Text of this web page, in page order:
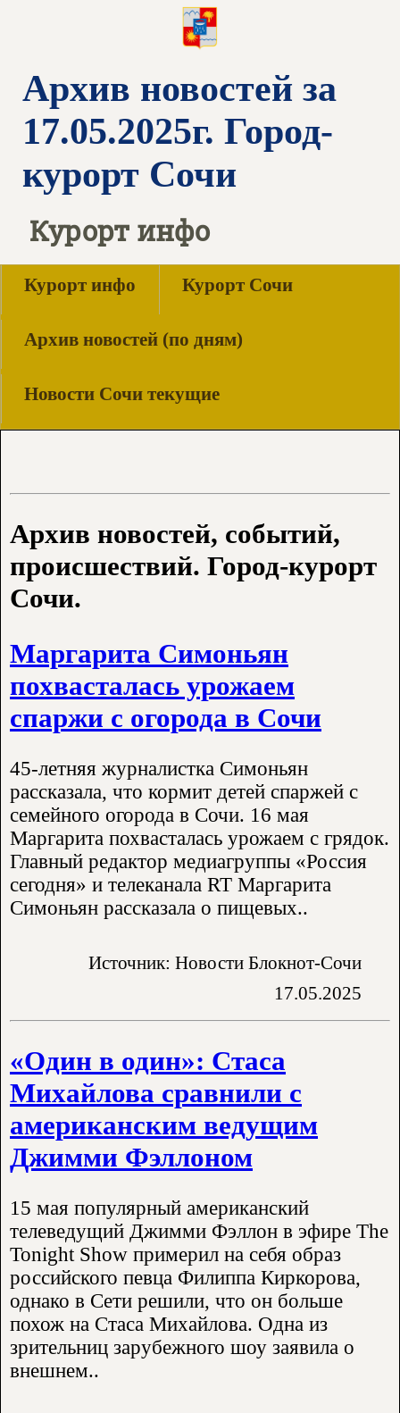
Архив новостей за
17.05.2025г. Город-
курорт Сочи
Курорт инфо
Курорт инфо Курорт Сочи
Архив новостей (по дням)
Новости Сочи текущие
Архив новостей, событий,
происшествий. Город-курорт
Сочи.
Маргарита Симоньян
похвасталась урожаем
спаржи с огорода в Сочи
45-летняя журналистка Симоньян
рассказала, что кормит детей спаржей с
семейного огорода в Сочи. 16 мая
Маргарита похвасталась урожаем с грядок.
Главный редактор медиагруппы «Россия
сегодня» и телеканала RT Маргарита
Симоньян рассказала о пищевых..
Источник: Новости Блокнот-Сочи
17.05.2025
«Один в один»: Стаса
Михайлова сравнили с
американским ведущим
Джимми Фэллоном
15 мая популярный американский
телеведущий Джимми Фэллон в эфире The
Tonight Show примерил на себя образ
российского певца Филиппа Киркорова,
однако в Сети решили, что он больше
похож на Стаса Михайлова. Одна из
зрительниц зарубежного шоу заявила о
внешнем..